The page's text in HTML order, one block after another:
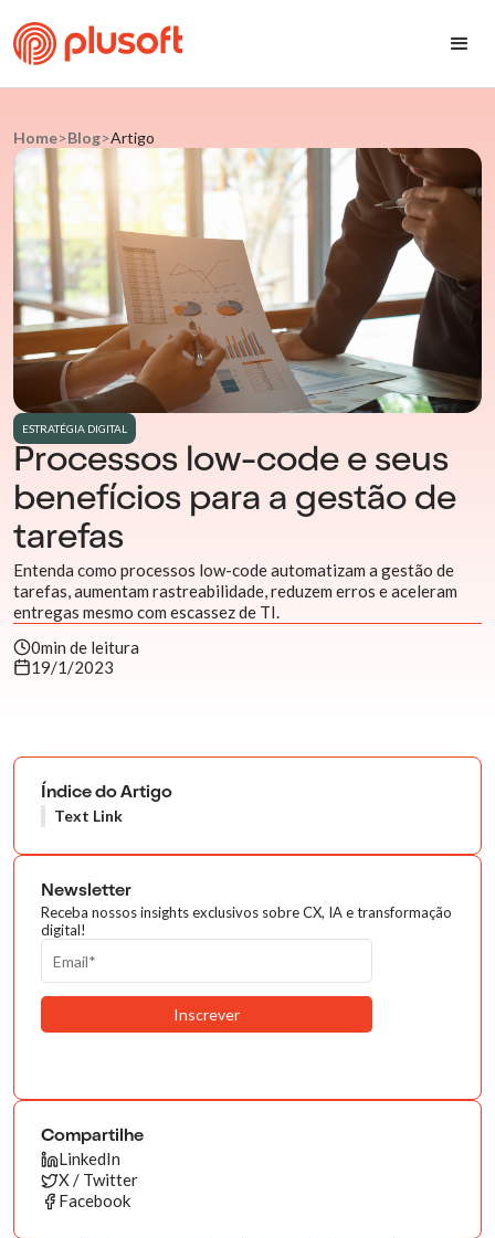
Home>Blog>Artigo
ESTRATÉGIA DIGITAL
Processos low-code e seus
benefícios para a gestão de
tarefas
Entenda como processos low-code automatizam a gestão de
tarefas, aumentam rastreabilidade, reduzem erros e aceleram
entregas mesmo com escassez de TI.
0min de leitura
19/1/2023
Índice do Artigo
Text Link
Newsletter
Receba nossos insights exclusivos sobre CX, IA e transformação
digital!
Compartilhe
LinkedIn
X / Twitter
Facebook